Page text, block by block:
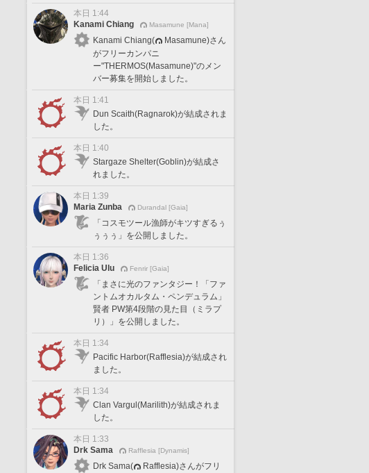
本日 1:44
Kanami Chiang
Masamune [Mana]
Kanami Chiang(
Masamune)さん
がフリーカンパニ
ー"THERMOS(Masamune)"のメン
バー募集を開始しました。
本日 1:41
Dun Scaith(Ragnarok)が結成されま
した。
本日 1:40
Stargaze Shelter(Goblin)が結成さ
れました。
本日 1:39
Maria Zunba
Durandal [Gaia]
「コスモツール漁師がキツすぎるぅ
ぅぅぅ」を公開しました。
本日 1:36
Felicia Ulu
Fenrir [Gaia]
「まさに光のファンタジー！「ファ
ントムオカルタム・ペンデュラム」
賢者 PW第4段階の見た目（ミラプ
リ）」を公開しました。
本日 1:34
Pacific Harbor(Rafflesia)が結成され
ました。
本日 1:34
Clan Vargul(Marilith)が結成されま
した。
本日 1:33
Drk Sama
Rafflesia [Dynamis]
Drk Sama(
Rafflesia)さんがフリ